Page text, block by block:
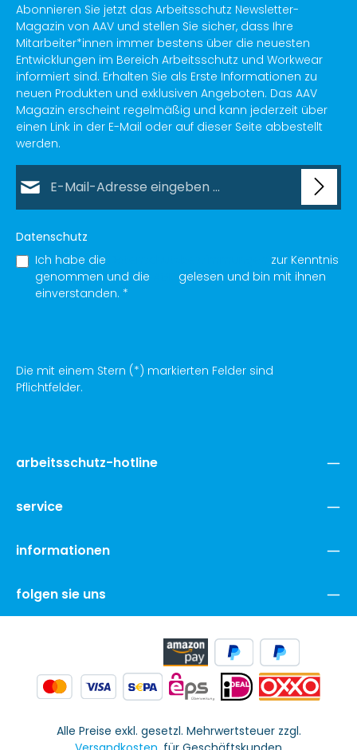
Abonnieren Sie jetzt das Arbeitsschutz Newsletter-
Magazin von AAV und stellen Sie sicher, dass Ihre
Mitarbeiter*innen immer bestens über die neuesten
Entwicklungen im Bereich Arbeitsschutz und Workwear
informiert sind. Erhalten Sie als Erste Informationen zu
neuen Produkten und exklusiven Angeboten. Das AAV
Magazin erscheint regelmäßig und kann jederzeit über
einen Link in der E-Mail oder auf dieser Seite abbestellt
werden.
Datenschutz
Ich habe die
zur Kenntnis
genommen und die
gelesen und bin mit ihnen
einverstanden. *
Die mit einem Stern (*) markierten Felder sind
Pflichtfelder.
arbeitsschutz-hotline
service
informationen
folgen sie uns
Alle Preise exkl. gesetzl. Mehrwertsteuer zzgl.